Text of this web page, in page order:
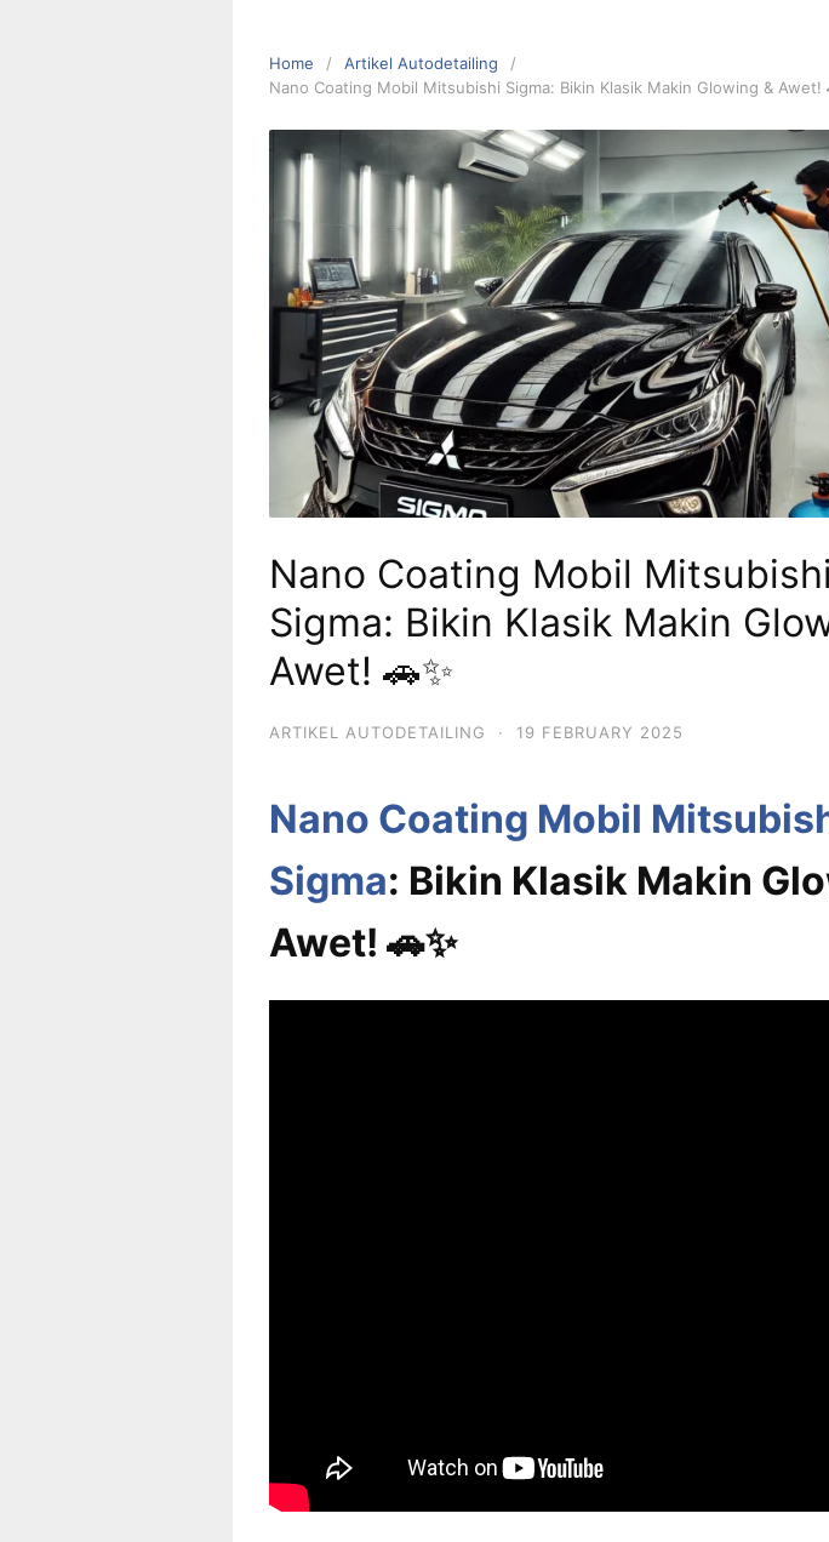
Home
Artikel Autodetailing
Nano Coating Mobil Mitsubishi Sigma: Bikin Klasik Makin Glowing & Awet!
Nano Coating Mobil Mitsubishi
Sigma: Bikin Klasik Makin
Awet! 🚗✨
ARTIKEL AUTODETAILING · 19 FEBRUARY 2025
Nano Coating Mobil
Sigma: Bikin Klasik Makin
Awet! 🚗✨